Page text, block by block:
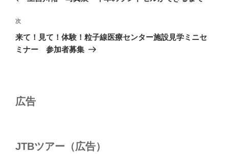
ナ
ビ
ゲ
ー
稿
次
の
投
次
来て！見て！体験！粒子線医療センター施設見学ミニセ
ミナー 参加者募集
広告
JTBツアー（広告）